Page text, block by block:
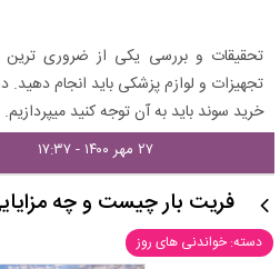
تحقیقات و بررسی یکی از ضروری
تجهیزات و لوازم پزشکی باید انجام دهید.
خرید سوند باید به آن توجه کنید میپردازیم.
۲۷ مهر ۱۴۰۰ - ۱۷:۳۷
فریت بار چیست و چه
دسته: خواندنی های روز